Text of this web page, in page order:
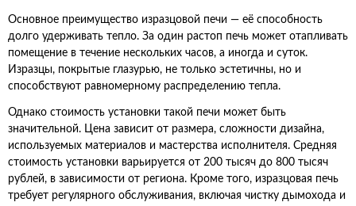
Основное преимущество изразцовой печи — её способность
долго удерживать тепло. За один растоп печь может отапливать
помещение в течение нескольких часов, а иногда и суток.
Изразцы, покрытые глазурью, не только эстетичны, но и
способствуют равномерному распределению тепла.
Однако стоимость установки такой печи может быть
значительной. Цена зависит от размера, сложности дизайна,
используемых материалов и мастерства исполнителя. Средняя
стоимость установки варьируется от 200 тысяч до 800 тысяч
рублей, в зависимости от региона. Кроме того, изразцовая печь
требует регулярного обслуживания, включая чистку дымохода и